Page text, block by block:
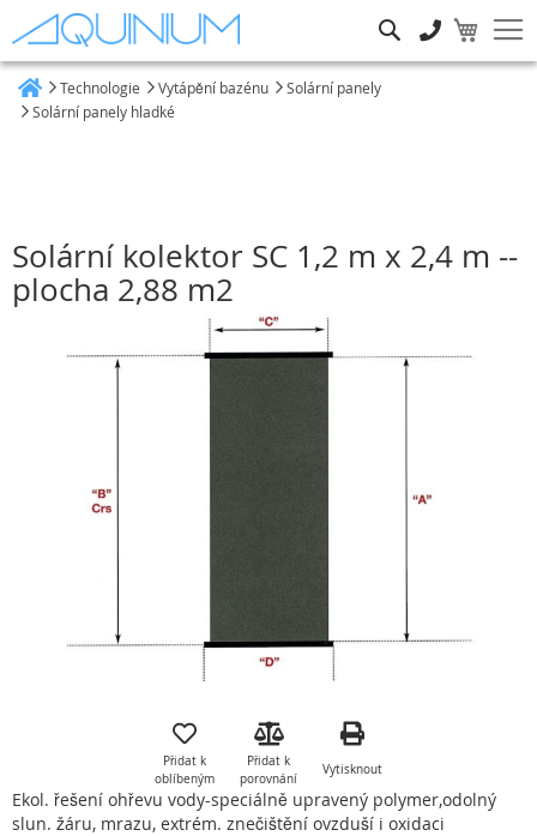
Technologie Vytápění bazénu
Solární panely
Solární panely hladké
Solární kolektor SC 1,2 m x 2,4 m --
plocha 2,88 m2
s
obrázky
Přidat k
oblíbeným
Přidat k
porovnání
Vytisknout
Ekol. řešení ohřevu vody-speciálně upravený polymer,odolný
slun. žáru, mrazu, extrém. znečištění ovzduší i oxidaci